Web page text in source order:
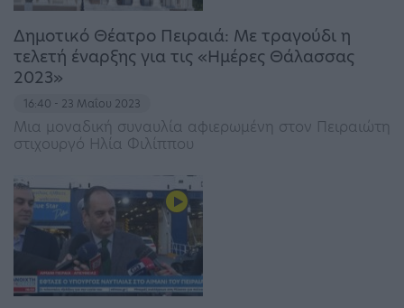
Δημοτικό Θέατρο Πειραιά: Με τραγούδι η
τελετή έναρξης για τις «Ημέρες Θάλασσας
2023»
16:40 - 23 Μαΐου 2023
Mια μοναδική συναυλία αφιερωμένη στον Πειραιώτη
στιχουργό Ηλία Φιλίππου